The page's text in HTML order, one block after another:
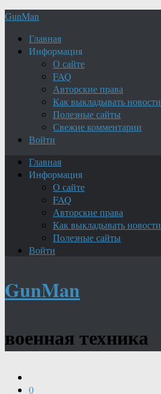
GunMan
Главная
Информация
О сайте
FAQ
Авторские права
Как выкладывать новости
Полезные сайты
Свежие комментарии
Войти
Главная
Информация
О сайте
FAQ
Авторские права
Как выкладывать новости
Полезные сайты
Войти
GunMan
военная техника
0